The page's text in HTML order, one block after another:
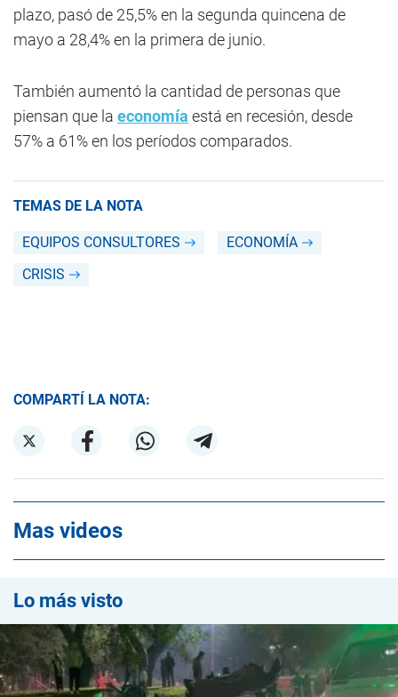
plazo, pasó de 25,5% en la segunda quincena de
mayo a 28,4% en la primera de junio.
También aumentó la cantidad de personas que
piensan que la economía está en recesión, desde
57% a 61% en los períodos comparados.
TEMAS DE LA NOTA
EQUIPOS CONSULTORES
ECONOMÍA
CRISIS
COMPARTÍ LA NOTA:
Mas videos
Lo más visto